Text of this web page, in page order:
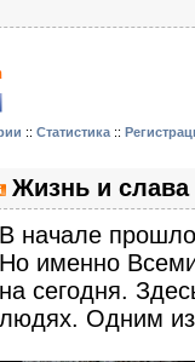
:: Статистика ::
Жизнь и
В начале
Но именно
на сегодня.
людях. Одним из